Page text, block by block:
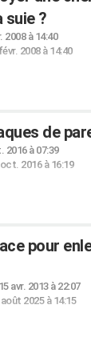
suie ?
2008 à 14:40
2008 à 14:40
de
2016 à 07:39
2016 à 16:19
pour
15 avr. 2013 à 22:07
2025 à 14:15